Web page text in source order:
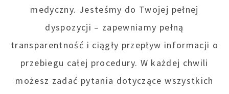
medyczny. Jesteśmy do Twojej pełnej
dyspozycji – zapewniamy pełną
transparentność i ciągły przepływ informacji o
przebiegu całej procedury. W każdej chwili
możesz zadać pytania dotyczące wszystkich